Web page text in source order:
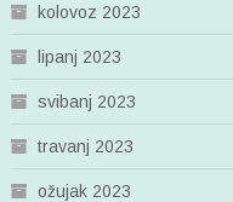
kolovoz 2023
lipanj 2023
svibanj 2023
travanj 2023
ožujak 2023